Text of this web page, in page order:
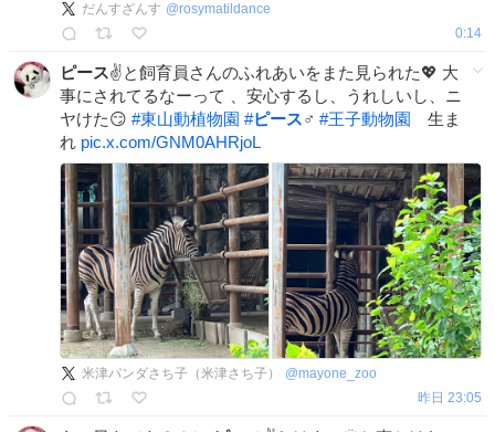
だんすざんす @rosymatildance
0:14
ピース✌️と飼育員さんのふれあいをまた見られた💖 大
事にされてるなーって 、安心するし、うれしいし、ニ
ヤけた😏 #東山動植物園 #ピース♂ #王子動物園 生ま
れ pic.x.com/GNM0AHRjoL
米津パンダさち子（米津さち子） @mayone_zoo
昨日 23:05